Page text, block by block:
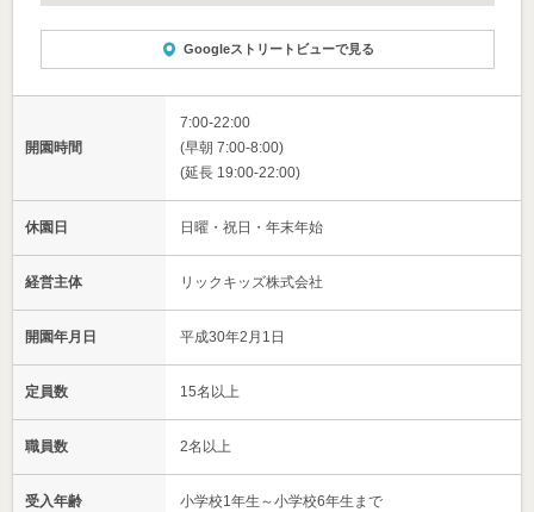
Googleストリートビューで見る
開園時間
7:00-22:00
(早朝 7:00-8:00)
(延長 19:00-22:00)
休園日 日曜・祝日・年末年始
経営主体 リックキッズ株式会社
開園年月日 平成30年2月1日
定員数 15名以上
職員数 2名以上
受入年齢 小学校1年生～小学校6年生まで